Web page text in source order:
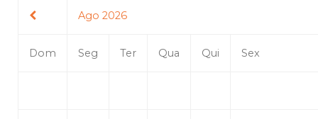
Ago 2026
Dom Seg Ter Qua Qui Sex